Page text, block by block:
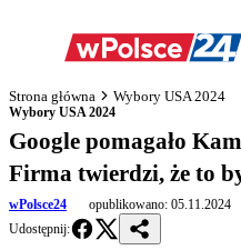
Strona główna Wybory USA 2024
Wybory USA 2024
Google pomagało
Firma twierdzi, że to
wPolsce24 opublikowano: 05.11.2024
Udostępnij: